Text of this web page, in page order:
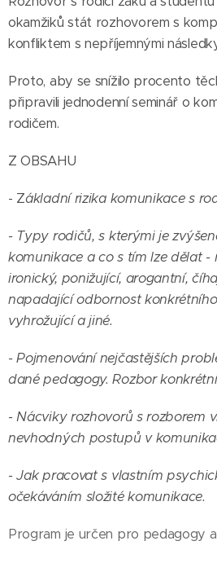
okamžiků stát rozhovorem s
konfliktem s nepříjemnými
Proto, aby se snížilo procento
připravili jednodenní seminář o
rodičem.
Z OBSAHU
- Základní rizika komunikace s
- Typy rodičů, s kterými je
komunikace a co s tím lze dělat -
ironický, ponižující, arogantní,
napadající odbornost
vyhrožující a jiné.
- Pojmenování nejčastějších
dané pedagogy. Rozbor
- Nácviky rozhovorů s rozborem
nevhodných postupů v
- Jak pracovat s vlastním
očekáváním složité komunikace.
Program je určen pro pedagogy